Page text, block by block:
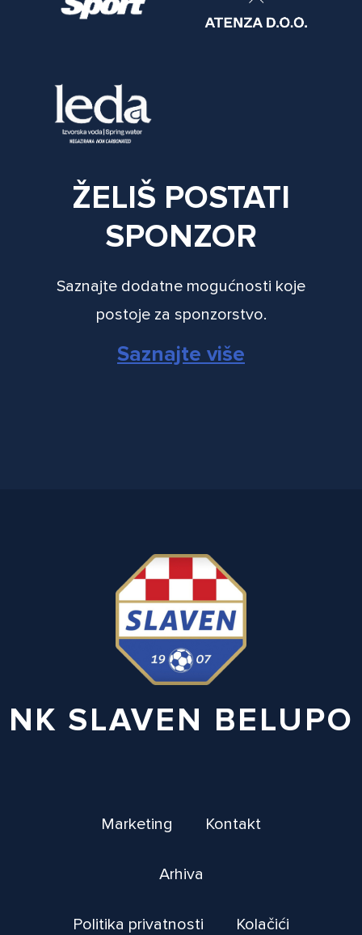
ŽELIŠ POSTATI
SPONZOR
Saznajte dodatne mogućnosti koje
postoje za sponzorstvo.
Saznajte više
NK SLAVEN BELUPO
Marketing Kontakt
Arhiva
Politika privatnosti Kolačići